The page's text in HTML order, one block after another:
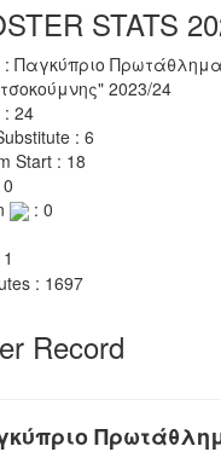
STATS
: Παγκύπριο
2023/24
: 24
: 6
Start : 18
: 0
: 1697
Record